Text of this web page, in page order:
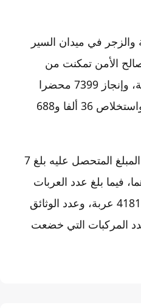
في ميدان السير
الأمن تمكنت من
تسجيل 44 ألف و87 مخالفة، وإنجاز 7399 محضرا
أحيلت على النيابة العامة، واستخلاص 36 ألفا و688
وأشار المصدر ذاته إلى أن المبلغ المتحصل عليه بلغ 7
و976 ألفا و275 درهما، فيما بلغ عدد العربات
الموضوعة بالمحجز البلدي 4181 عربة، وعدد الوثائق
وثيقة، وعدد المركبات التي خضعت